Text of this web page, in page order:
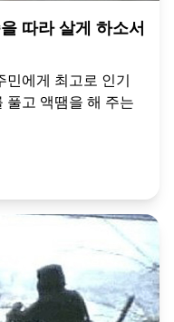
따라 살게 하소서
민에게 최고로 인기
풀고 액땜을 해 주는